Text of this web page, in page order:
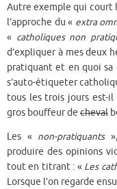
Autre exemple qui court
l’approche du « extra
« catholiques non
d’expliquer à mes deux
pratiquant et en quoi sa
s’auto-étiqueter
tous les trois jours est-
gros bouffeur de cheval
Les « non-pratiquants»,
produire des opinions
tout en titrant : « Les
Lorsque l’on regarde